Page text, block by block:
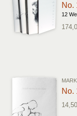
No.
12
No.